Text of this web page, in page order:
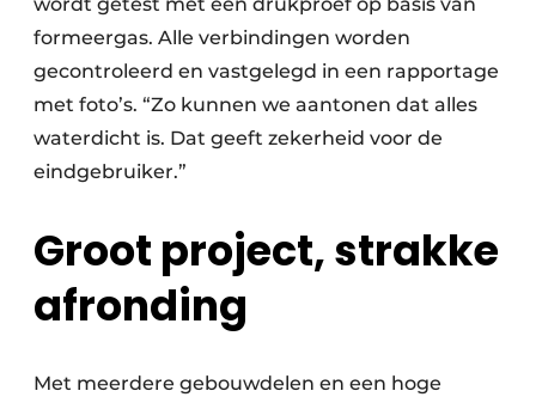
formeergas. Alle verbindingen worden
gecontroleerd en vastgelegd in een rapportage
met foto’s. “Zo kunnen we aantonen dat alles
waterdicht is. Dat geeft zekerheid voor de
eindgebruiker.”
Groot project, strakke
afronding
Met meerdere gebouwdelen en een hoge